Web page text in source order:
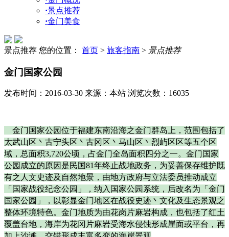
·景点推荐
·金门美食
景点推荐 您的位置： 首页 > 旅客指南 > 景点推荐
金门国家公园
发布时间：2016-03-30 来源：本站 浏览次数：16035
金门国家公园位于福建东南沿海之金门群岛上，范围包括了
太武山区丶古宁头区丶古冈区丶马山区丶烈屿区区等五个区
域，总面积3,720公顷，占金门全岛面积四分之一。金门国家
公园成立的原因是民国81年终止战地政务，为妥善保存维护既
有之人文史迹及自然地景，由地方政府与立法委员推动成立
「国家战役纪念公园」，纳入国家公园系统，后改名为「金门
国家公园」，以彰显金门地区在战役史迹丶文化及生态景观之
整体环境特色。金门地质为由花岗片麻岩构成，也包括了红土
覆盖台地，海岸为花冈片麻岩受海水侵蚀形成崖面或平台，再